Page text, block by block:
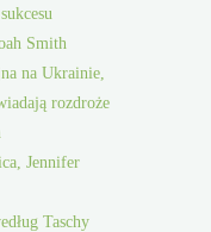
Smith
na Ukrainie,
rozdroże
Jennifer
Taschy